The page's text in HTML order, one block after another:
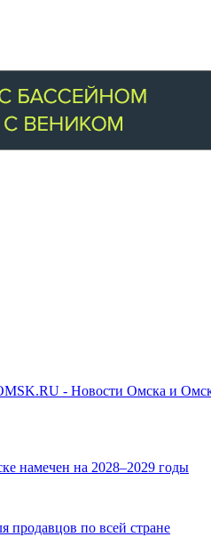
- Новости Омска и
намечен на 2028–2029 годы
продавцов по всей стране